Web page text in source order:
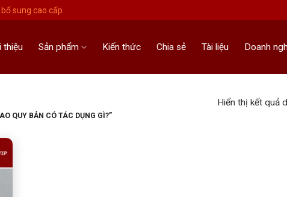
sung cao cấp
thiệu Sản phẩm Kiến thức Chia sẻ Tài liệu Doanh
QUY BẢN CÓ TÁC DỤNG GÌ?”
Hiển thị kết quả